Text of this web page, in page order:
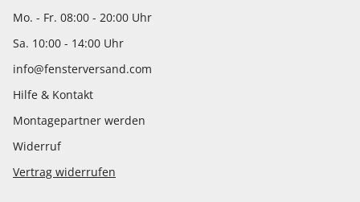
Mo. - Fr. 08:00 - 20:00 Uhr
Sa. 10:00 - 14:00 Uhr
info@fensterversand.com
Hilfe & Kontakt
Montagepartner werden
Widerruf
Vertrag widerrufen